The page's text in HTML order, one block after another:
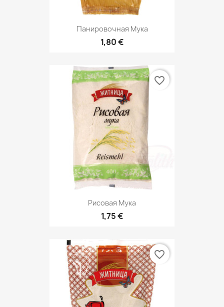
Панировочная Мука
1,80 €
Рисовая Мука
1,75 €
favorite_border
favorite_border